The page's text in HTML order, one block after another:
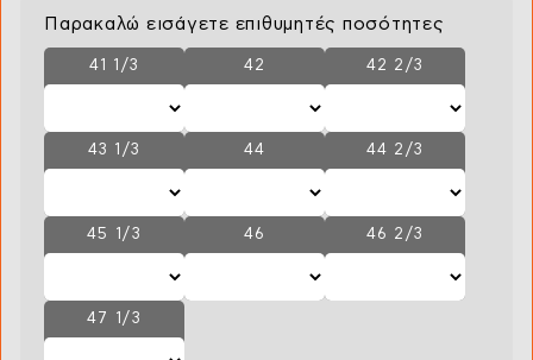
Παρακαλώ εισάγετε επιθυμητές ποσότητες
41 1/3 42 42 2/3
43 1/3 44 44 2/3
45 1/3 46 46 2/3
47 1/3